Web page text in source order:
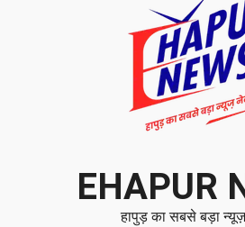
EHAPUR
हापुड़ का सबसे बड़ा